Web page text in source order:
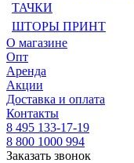
ТАЧКИ
ШТОРЫ ПРИНТ
О магазине
Опт
Аренда
Акции
Доставка и оплата
Контакты
8 495 133-17-19
8 800 1000 994
Заказать звонок